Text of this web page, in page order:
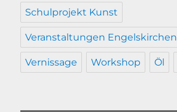
Schulprojekt Kunst
Veranstaltungen Engelskirchen
Vernissage Workshop Öl